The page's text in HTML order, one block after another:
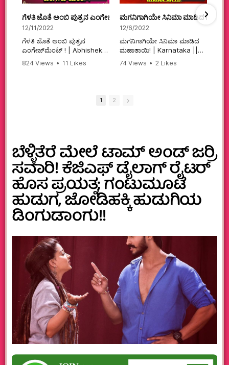
ಗೆಳತಿ ಜೊತೆ ಅಂಬಿ ಪುತ್ರನ ಎಂಗೇಜ್‌ಮೆಂಟ್ ! | Abhishek Ambareesh |
12/11/2022
ಗೆಳತಿ ಜೊತೆ ಅಂಬಿ ಪುತ್ರನ
ಎಂಗೇಜ್‌ಮೆಂಟ್ ! | Abhishek
Ambareesh | Aviva ||
824 Views • 11 Likes
ಮಗನಿಗಾಗಿಯೇ ಸಿನಿಮಾ ಮಾಡಿದ
12/6/2022
ಮಗನಿಗಾಗಿಯೇ ಸಿನಿಮಾ ಮಾಡಿದ
ಮಹಾತಾಯಿ! | Karnataka ||
74 Views • 2 Likes
1 2
ಬೆಳ್ಳಿತೆರೆ ಮೇಲೆ ಟಾಮ್‌ ಅಂಡ್‌ ಜರ‍್ರಿ
ಸವಾರಿ! ಕೆಜಿಎಫ್ ಡೈಲಾಗ್ ರೈಟರ್
ಹೊಸ ಪ್ರಯತ್ನ; ಗಂಟುಮೂಟೆ
ಹುಡುಗ, ಜೋಡಿಹಕ್ಕಿ ಹುಡುಗಿಯ
ಡಿಂಗುಡಾಂಗು!!